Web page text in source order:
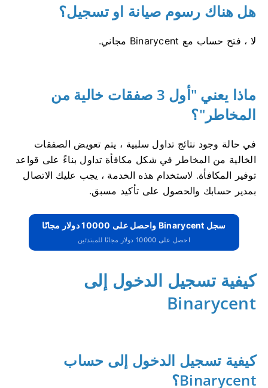
هل هناك رسوم صيانة او تسجيل؟
لا ، فتح حساب مع Binarycent مجاني.
ماذا يعني "أول 3 صفقات خالية من
المخاطر"؟
في حالة وجود نتائج تداول سلبية ، يتم تعويض الصفقات
الخالية من المخاطر في شكل مكافأة تداول بناءً على قواعد
توفير المكافأة. لاستخدام هذه الخدمة ، يجب عليك الاتصال
بمدير حسابك والحصول على تأكيد مسبق.
سجل Binarycent واحصل على 10000 دولار مجانًا
احصل على 10000 دولار مجانًا للمبتدئين
كيفية تسجيل الدخول إلى
Binarycent
كيفية تسجيل الدخول إلى حساب
Binarycent؟